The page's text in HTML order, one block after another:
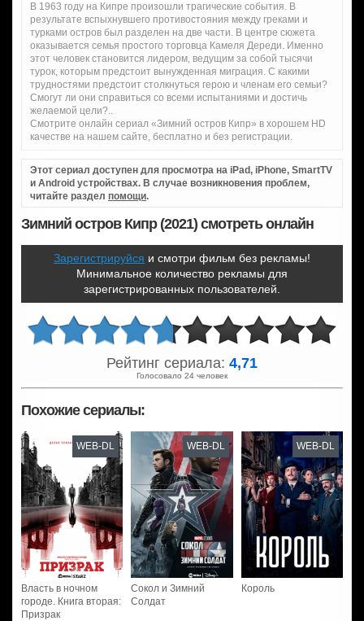
В 1963 году на Кипре произошли трагические события. В
результате вспыхнувшего противостояния между греками и
турками остров был разделен на две части. В центре сюжета
оказывается семья простого торговца Камеля Дереди. Именно
этот человек становится лидером, ведущим за собой тысячи
турок, которым предстоит вынужденная миграция. С какими
трудностями предстоит столкнуться герою и членам его семьи?
Смогут ли они справиться со всеми испытаниями и достичь
желаемой цели?..
Смотрите онлайн сериал «Зимний остров Кипр» в хорошем HD
качестве на нашем сайте, бесплатно и без регистрации.
Этот сериал доступен для просмотра на iPad, iPhone, SmartTV
и Android устройствах. В случае возникновения проблем,
читайте раздел помощи.
Зимний остров Кипр (2021) смотреть онлайн
Зарегистрируйся и смотри фильм без рекламы!
Минимальное количество рекламы для
зарегистрированных пользователей.
Рейтинг сериала: 4,71
Голосовало 24 человек
Похожие сериалы:
Власть в ночном
городе. Книга вторая:
Призрак
WEB-DL
Сокол и Зимний
Солдат
WEB-DL
Король
WEB-DL